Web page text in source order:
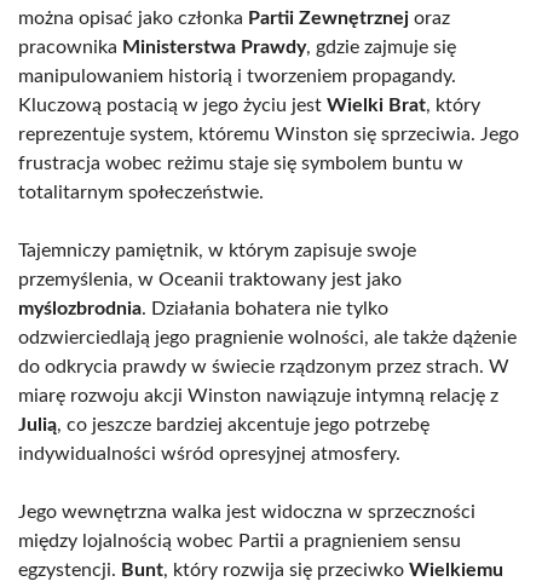
można opisać jako członka Partii Zewnętrznej oraz
pracownika Ministerstwa Prawdy, gdzie zajmuje się
manipulowaniem historią i tworzeniem propagandy.
Kluczową postacią w jego życiu jest Wielki Brat, który
reprezentuje system, któremu Winston się sprzeciwia. Jego
frustracja wobec reżimu staje się symbolem buntu w
totalitarnym społeczeństwie.
Tajemniczy pamiętnik, w którym zapisuje swoje
przemyślenia, w Oceanii traktowany jest jako
myślozbrodnia. Działania bohatera nie tylko
odzwierciedlają jego pragnienie wolności, ale także dążenie
do odkrycia prawdy w świecie rządzonym przez strach. W
miarę rozwoju akcji Winston nawiązuje intymną relację z
Julią, co jeszcze bardziej akcentuje jego potrzebę
indywidualności wśród opresyjnej atmosfery.
Jego wewnętrzna walka jest widoczna w sprzeczności
między lojalnością wobec Partii a pragnieniem sensu
egzystencji. Bunt, który rozwija się przeciwko Wielkiemu